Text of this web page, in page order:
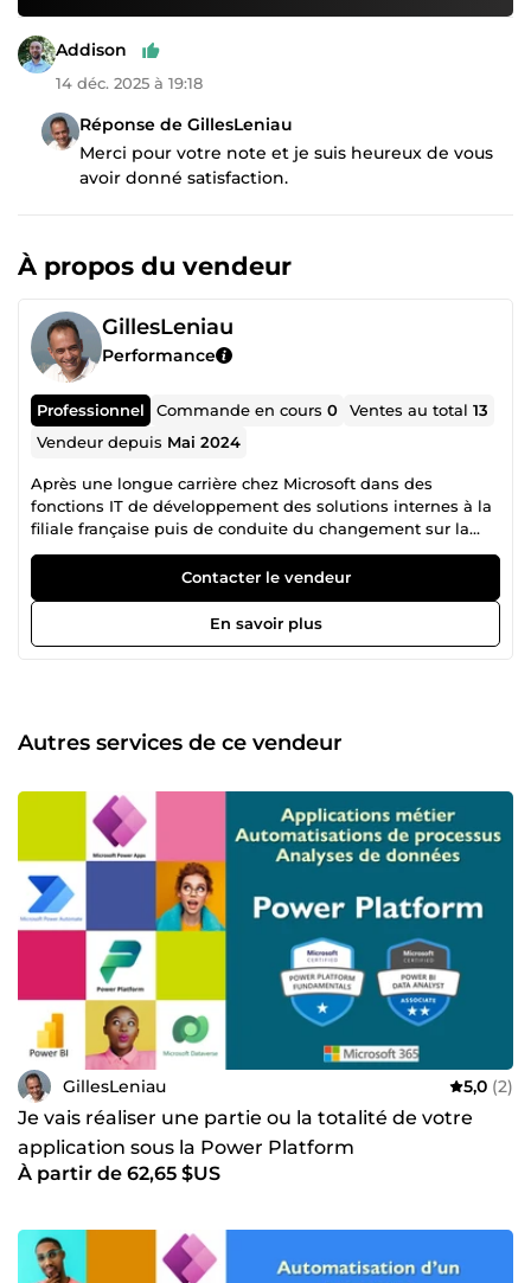
Addison
14 déc. 2025 à 19:18
Réponse de GillesLeniau
Merci pour votre note et je suis heureux de vous
avoir donné satisfaction.
À propos du vendeur
GillesLeniau
Performance
Professionnel Commande en cours0 Ventes au total13
Vendeur depuis Mai 2024
Après une longue carrière chez Microsoft dans des
fonctions IT de développement des solutions internes à la
filiale française puis de conduite du changement sur la
plateforme globale basée sur Dynamics 365 et la Power
Platform, je suis repassé du côté de la réalisation sur ces
mêmes outils au service d'autres entreprises. Je peux vous
aider à réaliser une partie ou la totalité d'une application
Power Apps pour gérer votre business, ou bien à mettre en
de zéro une solution complète. Je peux aussi vous aider à
réparer un dysfonctionnement sur un de ces composants
améliorer ou optimiser quelque chose qui a déjà été
réalisé. N'hésitez pas !
Contacter le vendeur
En savoir plus
Autres services de ce vendeur
GillesLeniau 5,0 (2)
Je vais réaliser une partie ou la totalité de votre
application sous la Power Platform
À partir de 62,65 $US